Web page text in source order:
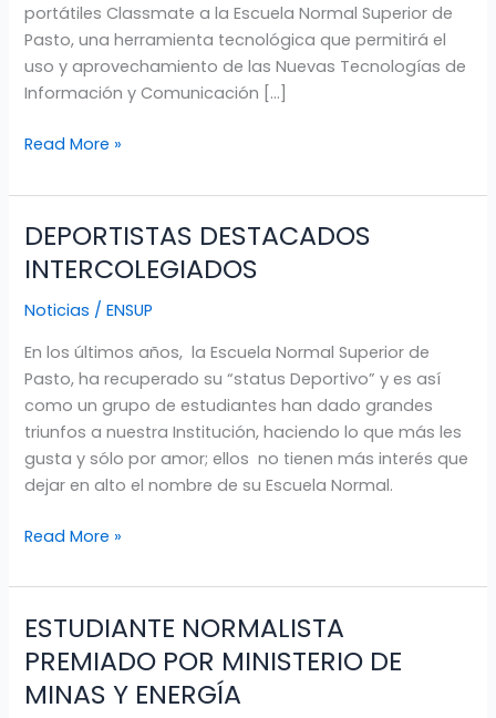
portátiles Classmate a la Escuela Normal Superior de
Pasto, una herramienta tecnológica que permitirá el
uso y aprovechamiento de las Nuevas Tecnologías de
Información y Comunicación […]
Read More »
DEPORTISTAS DESTACADOS
INTERCOLEGIADOS
Noticias /ENSUP
En los últimos años, la Escuela Normal Superior de
Pasto, ha recuperado su “status Deportivo” y es así
como un grupo de estudiantes han dado grandes
triunfos a nuestra Institución, haciendo lo que más les
gusta y sólo por amor; ellos no tienen más interés que
dejar en alto el nombre de su Escuela Normal.
DEPORTISTAS
DESTACADOS
INTERCOLEGIADOS
Read More »
ESTUDIANTE NORMALISTA
PREMIADO POR MINISTERIO DE
MINAS Y ENERGÍA
ESTUDIANTE
NORMALISTA
PREMIADO
POR